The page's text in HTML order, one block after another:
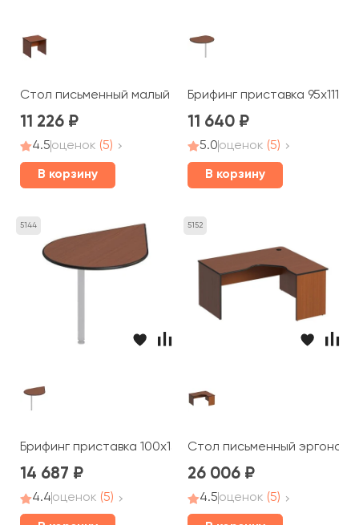
Стол письменный малый 86x80x75 Дин-Р
11 226
4.5оценок (5)
В корзину
Брифинг приставка
11 640
5.0оценок (5)
В корзину
5144
Брифинг приставка 100x132x2,5 Дин-Р
14 687
4.4оценок (5)
5152
Стол письменный
26 006
4.5оценок (5)